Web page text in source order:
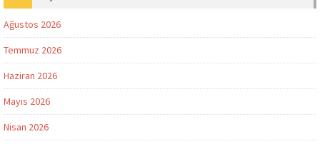
Ağustos 2026
Temmuz 2026
Haziran 2026
Mayıs 2026
Nisan 2026